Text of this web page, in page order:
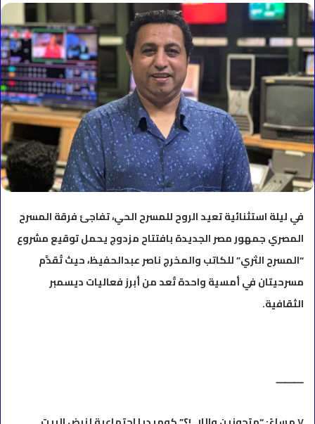
في ليلة استثنائية تعيد الروح للمسرح الحي، تفاجئ فرقة المسرح
المصري جمهور مصر الجديدة بافتتاح مزدوج يحمل توقيع مشروع
“المسرح الثري” للكاتب والمخرج ناصر عبدالحفيظ، حيث تُقدَّم
مسرحيتان في أمسية واحدة تُعد من أبرز فعاليات ديسمبر
الثقافية.
⸻